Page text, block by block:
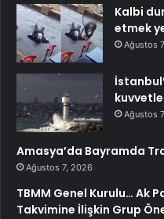
Kalbi
etmek
Ağustos
Ağustos
Amasya’da Bayramda
Ağustos 7, 2026
TBMM Genel Kurulu… Ak
Takvimine İlişkin Grup